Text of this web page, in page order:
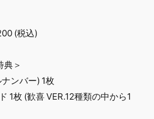
(税込)
典＞
ンバー) 1枚
枚 (歓喜 VER.12種類の中から1